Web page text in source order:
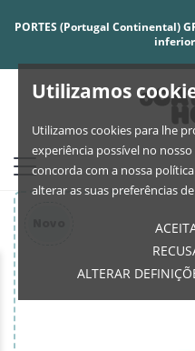
Utilizamos
Utilizamos cookies para lhe
experiência possível no nosso
concorda com a nossa
alterar as suas preferências
ALTERAR
PORTES (Portugal Continental)